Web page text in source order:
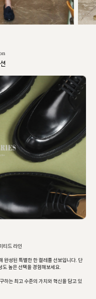
티드 라인
완성된 특별한 한 켤레를 선보입니다. 단
도 높은 선택을 경험해보세요.
하는 최고 수준의 가치와 혁신을 담고 있